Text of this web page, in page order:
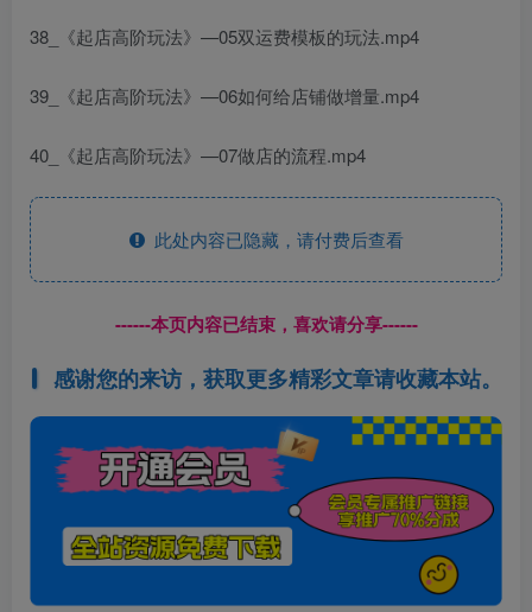
38_《起店高阶玩法》—05双运费模板的玩法.mp4
39_《起店高阶玩法》—06如何给店铺做增量.mp4
40_《起店高阶玩法》—07做店的流程.mp4
此处内容已隐藏，请付费后查看
------本页内容已结束，喜欢请分享------
感谢您的来访，获取更多精彩文章请收藏本站。